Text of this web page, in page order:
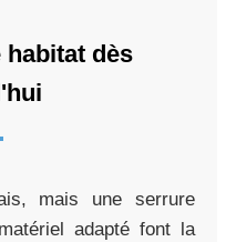
dès
mais une serrure
adapté font la